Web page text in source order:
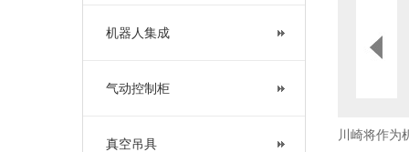
机器人集成
气动控制柜
真空吊具
川崎将作为